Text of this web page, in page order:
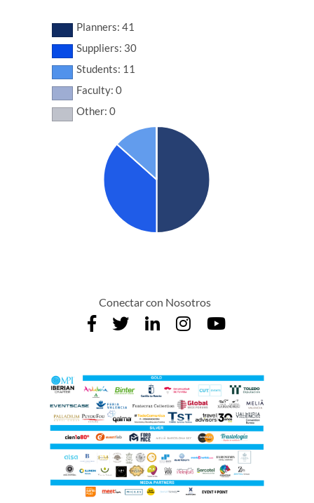
Planners: 41
Suppliers: 30
Students: 11
Faculty: 0
Other: 0
Conectar con Nosotros